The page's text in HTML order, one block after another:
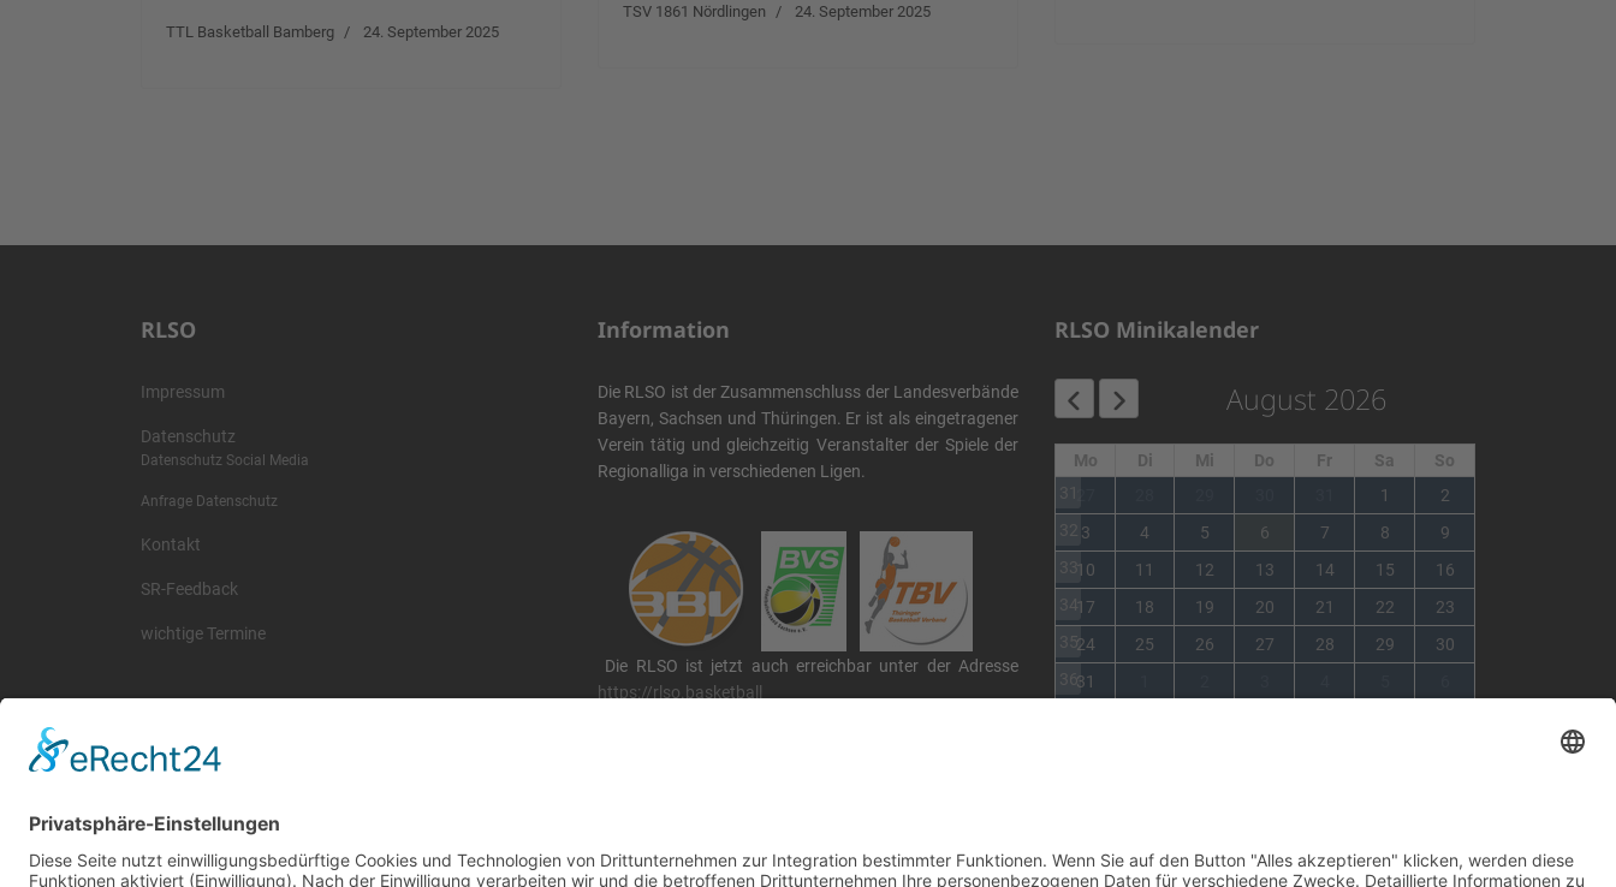
TTL Basketball Bamberg 24. September 2025
TSV 1861 Nördlingen 24. September 2025
RLSO
Impressum
Datenschutz
Datenschutz Social Media
Anfrage Datenschutz
Kontakt
SR-Feedback
wichtige Termine
Information
Die RLSO ist der Zusammenschluss der Landesverbände
Bayern, Sachsen und Thüringen. Er ist als eingetragener
Verein tätig und gleichzeitig Veranstalter der Spiele der
Regionalliga in verschiedenen Ligen.
Die RLSO ist jetzt auch erreichbar unter der Adresse
https://rlso.basketball
RLSO Minikalender
August 2026
Mo Di Mi Do Fr Sa
So
31
1
2
32 3 4 5 6 7 8
9
3310 11 12 13 14 15
16
3417 18 19 20 21 22
23
3524 25 26 27 28 29
30
3631